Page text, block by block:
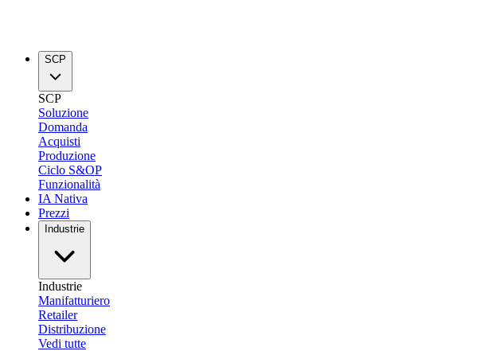
SCP
SCP
Soluzione
Domanda
Acquisti
Produzione
Ciclo S&OP
Funzionalità
IA Nativa
Prezzi
Industrie
Industrie
Manifatturiero
Retailer
Distribuzione
Vedi tutte